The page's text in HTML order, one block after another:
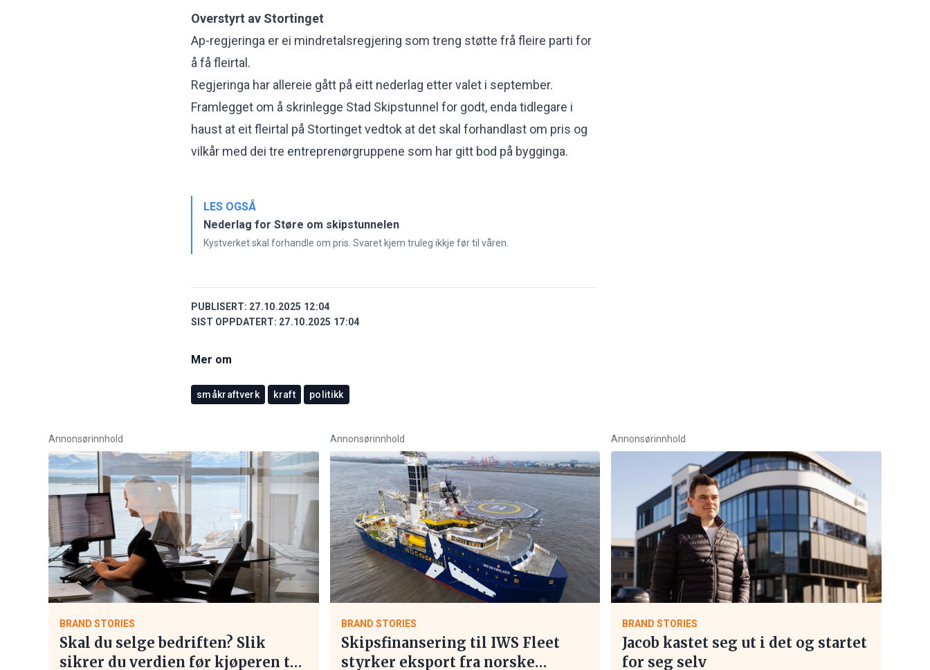
Overstyrt av Stortinget
Ap-regjeringa er ei mindretalsregjering som treng støtte frå fleire parti for
å få fleirtal.
Regjeringa har allereie gått på eitt nederlag etter valet i september.
Framlegget om å skrinlegge Stad Skipstunnel for godt, enda tidlegare i
haust at eit fleirtal på Stortinget vedtok at det skal forhandlast om pris og
vilkår med dei tre entreprenørgruppene som har gitt bod på bygginga.
LES OGSÅ
Nederlag for Støre om skipstunnelen
Kystverket skal forhandle om pris. Svaret kjem truleg ikkje før til våren.
PUBLISERT: 27.10.2025 12:04
SIST OPPDATERT: 27.10.2025 17:04
Mer om
småkraftverk kraft politikk
Annonsørinnhold
BRAND STORIES
Skal du selge bedriften? Slik
sikrer du verdien før kjøperen tar
Annonsørinnhold
BRAND STORIES
Skipsfinansering til IWS Fleet
styrker eksport fra norske
Annonsørinnhold
BRAND STORIES
Jacob kastet seg ut i det og startet
for seg selv